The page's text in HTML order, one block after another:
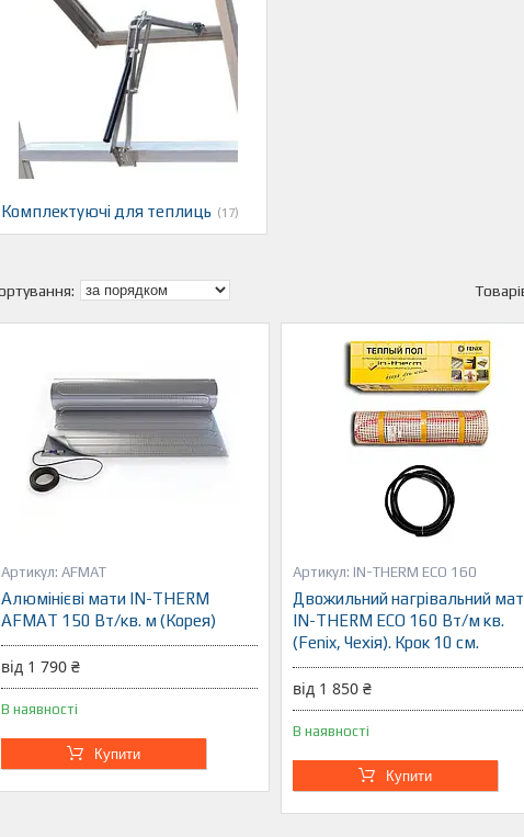
Комплектуючі для теплиць 17
AFMAT
Алюмінієві мати IN-THERM
AFMAT 150 Вт/кв. м (Корея)
від 1 790 ₴
В наявності
Купити
IN-THERM ECO 160
Двожильний нагрівальний мат
IN-THERM ECO 160 Вт/м кв.
(Fenix, Чехія). Крок 10 см.
від 1 850 ₴
В наявності
Купити